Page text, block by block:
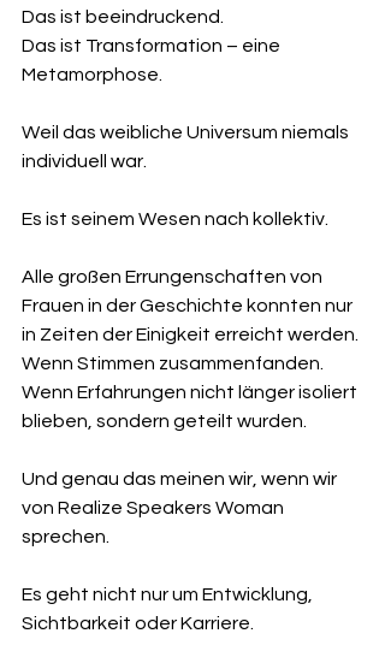
Das ist beeindruckend.
Das ist Transformation – eine
Metamorphose.
Weil das weibliche Universum niemals
individuell war.
Es ist seinem Wesen nach kollektiv.
Alle großen Errungenschaften von
Frauen in der Geschichte konnten nur
in Zeiten der Einigkeit erreicht werden.
Wenn Stimmen zusammenfanden.
Wenn Erfahrungen nicht länger isoliert
blieben, sondern geteilt wurden.
Und genau das meinen wir, wenn wir
von Realize Speakers Woman
sprechen.
Es geht nicht nur um Entwicklung,
Sichtbarkeit oder Karriere.